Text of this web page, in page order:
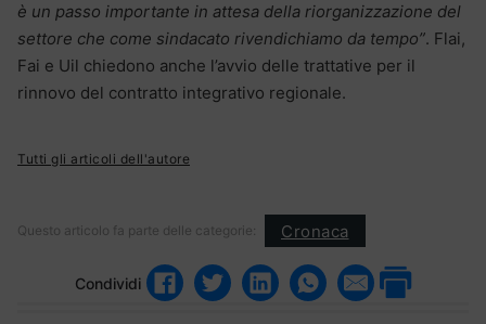
è un passo importante in attesa della riorganizzazione del
settore che come sindacato rivendichiamo da tempo”. Flai,
Fai e Uil chiedono anche l’avvio delle trattative per il
rinnovo del contratto integrativo regionale.
Tutti gli articoli dell'autore
Questo articolo fa parte delle categorie: Cronaca
Condividi